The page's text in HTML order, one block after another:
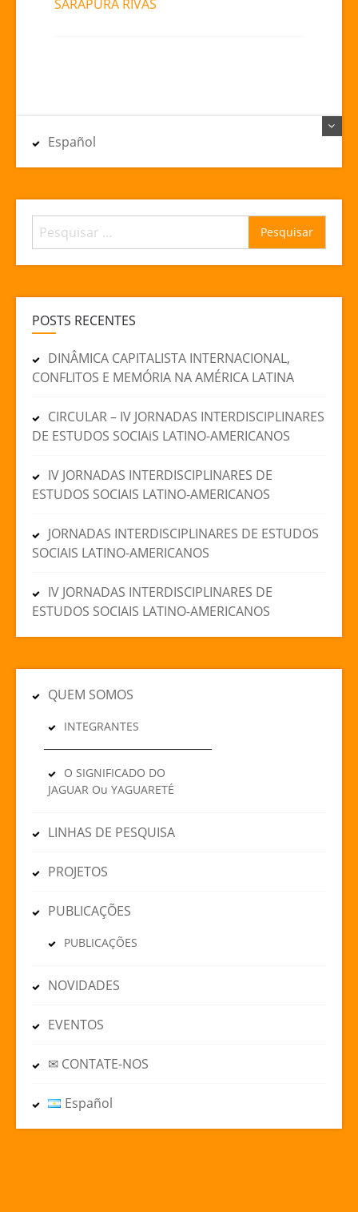
SARAPURA RIVAS
Español
Pesquisar
por:
POSTS RECENTES
DINÂMICA CAPITALISTA INTERNACIONAL,
CONFLITOS E MEMÓRIA NA AMÉRICA LATINA
CIRCULAR – IV JORNADAS INTERDISCIPLINARES
DE ESTUDOS SOCIAiS LATINO-AMERICANOS
IV JORNADAS INTERDISCIPLINARES DE
ESTUDOS SOCIAIS LATINO-AMERICANOS
JORNADAS INTERDISCIPLINARES DE ESTUDOS
SOCIAIS LATINO-AMERICANOS
IV JORNADAS INTERDISCIPLINARES DE
ESTUDOS SOCIAIS LATINO-AMERICANOS
QUEM SOMOS
INTEGRANTES
O SIGNIFICADO DO
JAGUAR Ou YAGUARETÉ
LINHAS DE PESQUISA
PROJETOS
PUBLICAÇÕES
PUBLICAÇÕES
NOVIDADES
EVENTOS
✉ CONTATE-NOS
Español